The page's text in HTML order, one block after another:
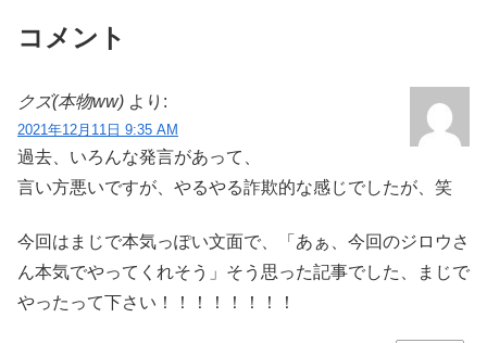
コメント
クズ(本物ww) より:
2021年12月11日 9:35 AM
過去、いろんな発言があって、
言い方悪いですが、やるやる詐欺的な感じでしたが、笑
今回はまじで本気っぽい文面で、「あぁ、今回のジロウさ
ん本気でやってくれそう」そう思った記事でした、まじで
やったって下さい！！！！！！！！